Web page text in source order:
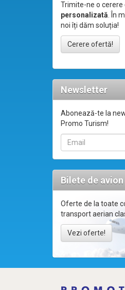
Trimite-ne o cerere
personalizată. În
noi îți dăm soluția!
Cerere ofertă!
Newsletter
Abonează-te la
Promo Turism!
Bilete de avion
Oferte de la toate
transport aerian
Vezi oferte!